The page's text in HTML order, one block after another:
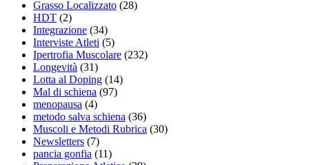
Grasso Localizzato (28)
HDT (2)
Integrazione (34)
Interviste Atleti (5)
Ipertrofia Muscolare (232)
Longevità (31)
Lotta al Doping (14)
Mal di schiena (97)
menopausa (4)
metodo salva schiena (36)
Muscoli e Metodi Rubrica (30)
Newsletters (7)
pancia gonfia (11)